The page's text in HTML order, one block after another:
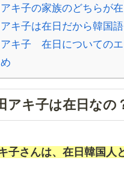
キ子の家族のどちらが
キ子は在日だから韓国
キ子 在日についてのエ
アキ子は在日なの
子さんは、在日韓国人